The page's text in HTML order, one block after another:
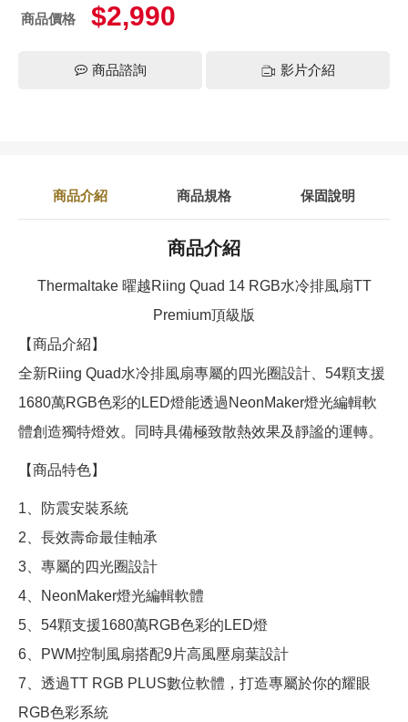
商品價格 $2,990
商品諮詢 影片介紹
商品介紹 商品規格 保固說明
商品介紹
Thermaltake 曜越Riing Quad 14 RGB水冷排風扇TT
Premium頂級版
【商品介紹】
全新Riing Quad水冷排風扇專屬的四光圈設計、54顆支援
1680萬RGB色彩的LED燈能透過NeonMaker燈光編輯軟
體創造獨特燈效。同時具備極致散熱效果及靜謐的運轉。
【商品特色】
1、防震安裝系統
2、長效壽命最佳軸承
3、專屬的四光圈設計
4、NeonMaker燈光編輯軟體
5、54顆支援1680萬RGB色彩的LED燈
6、PWM控制風扇搭配9片高風壓扇葉設計
7、透過TT RGB PLUS數位軟體，打造專屬於你的耀眼
RGB色彩系統